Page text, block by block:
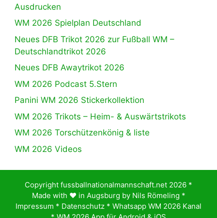
Ausdrucken
WM 2026 Spielplan Deutschland
Neues DFB Trikot 2026 zur Fußball WM –
Deutschlandtrikot 2026
Neues DFB Awaytrikot 2026
WM 2026 Podcast 5.Stern
Panini WM 2026 Stickerkollektion
WM 2026 Trikots – Heim- & Auswärtstrikots
WM 2026 Torschützenkönig & liste
WM 2026 Videos
Copyright fussballnationalmannschaft.net 2026 *
Made with ♥️ in Augsburg by Nils Römeling *
Impressum * Datenschutz * Whatsapp WM 2026 Kanal